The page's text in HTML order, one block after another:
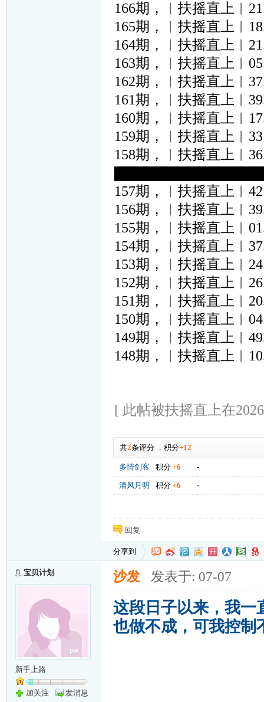
166期，︱扶摇直上
165期，︱扶摇直上
164期，︱扶摇直上
163期，︱扶摇直上
162期，︱扶摇直上
161期，︱扶摇直上
160期，︱扶摇直上
159期，︱扶摇直上
158期，︱扶摇直上
157期，︱扶摇直上
156期，︱扶摇直上
155期，︱扶摇直上
154期，︱扶摇直上
153期，︱扶摇直上
152期，︱扶摇直上
151期，︱扶摇直上
150期，︱扶摇直上
149期，︱扶摇直上
148期，︱扶摇直上
[ 此帖被扶摇直上在
共2条评分， 积分+12
多情剑客 积分 +6 -
清风月明 积分 +6 -
回复
分享到
宝贝计划
新手上路
加关注 发消息
沙发 发表于: 07-07
这段日子以来，我一
也做不成，可我控制